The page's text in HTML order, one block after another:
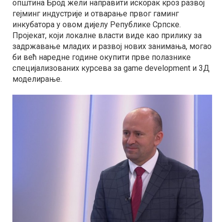
општина Брод жели направити искорак кроз развој
гејминг индустрије и отварање првог гаминг
инкубатора у овом дијелу Републике Српске.
Пројекат, који локалне власти виде као прилику за
задржавање младих и развој нових занимања, могао
би већ наредне године окупити прве полазнике
специјализованих курсева за game development и 3Д
моделирање.